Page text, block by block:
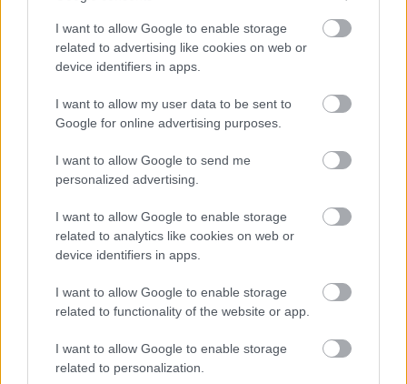
I want to allow Google to enable storage
related to advertising like cookies on web or
device identifiers in apps.
I want to allow my user data to be sent to
Google for online advertising purposes.
I want to allow Google to send me
personalized advertising.
I want to allow Google to enable storage
related to analytics like cookies on web or
device identifiers in apps.
I want to allow Google to enable storage
related to functionality of the website or app.
I want to allow Google to enable storage
related to personalization.
ELŐZŐ MÉRKŐZÉSEK
Támogatás
Támogasd adományoddal
Kapcsolódó hírek